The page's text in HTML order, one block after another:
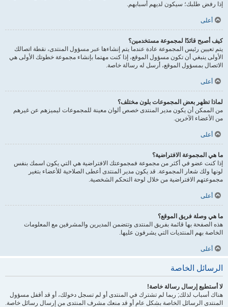
إذا رفض طلبك؛ سيكون لديهم أسبابهم.
أعلى
كيف أصبح قائدًا لمجموعة مستخدمين؟
يتم تعيين رئيس المجموعة عادة عندما يتم إنشاءها عبر مسؤول المنتدى، نقطة اتصالك
الأولى ينبغي أن تكون مسؤول الموقع، إذا كنت مهتما بإنشاء مجموعة خطوتك الأولى هي
الاتصال بمسؤول الموقع، أرسل له رسالة خاصة.
أعلى
لماذا تظهر بعض المجموعات بلون مختلف؟
من الممكن أن يكون مدير المنتدى خصص ألوان معينة للمجموعات ليميزهم عن غيرهم
من الأعضاء الآخرين.
أعلى
ما هي المجموعة الافتراضية؟
إذا كنت عضو في أكثر من مجموعة فمجموعتك الافتراضية هي التي يكون اسمك بنفس
لونها ولك شعار المجموعة. قد يكون مدير المنتدى أعطى الصلاحية للأعضاء بتغير
مجموعتهم الافتراضية من خلال لوحة التحكم الشخصية.
أعلى
ما هي وصلة فريق الموقع؟
هذه الصفحة بها قائمة بفريق المنتدى وتتضمن المديرين والمشرفين مع المعلومات
الخاصة بهم المنتديات التي يشرفون عليها.
أعلى
الرسائل الخاصة
لا أستطيع إرسال رسالة خاصة!
هناك أسباب لذلك; ربما لم تشترك في المنتدى أو لم تسجل دخولك، أو قد أقفل مسؤول
المنتدى الرسائل الخاصة بشكل عام أو قد منعك مشرف المنتدى من إرسال رسائل خاصة.